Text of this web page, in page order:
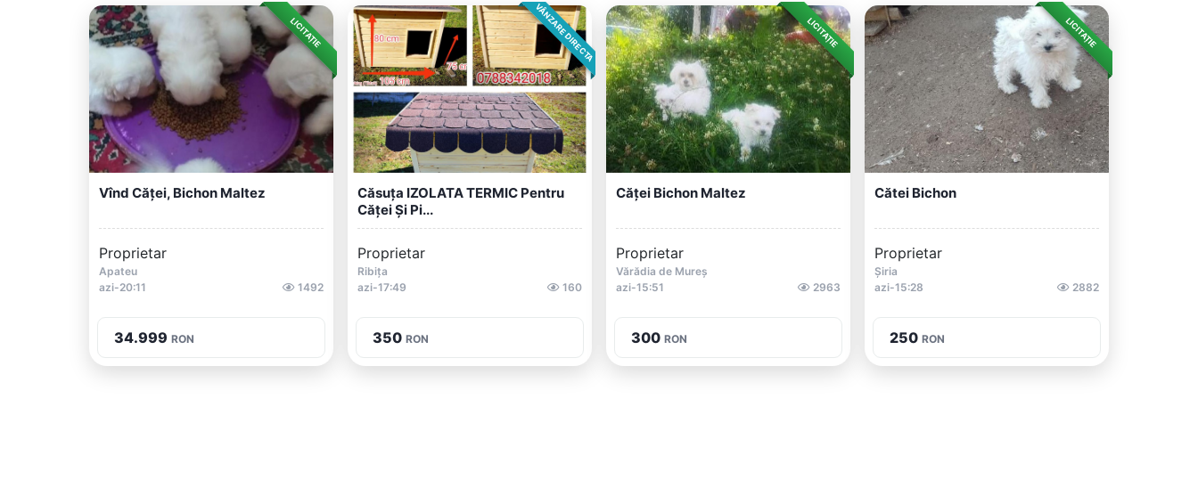
LICITAȚIE
Vînd Căței, Bichon Maltez
Proprietar
Apateu
azi-20:11
1492
34.999 RON
VÂNZARE DIRECTA
Căsuța IZOLATA TERMIC Pentru
Căței Și Pi...
Proprietar
Ribița
azi-17:49
160
350 RON
LICITAȚIE
Căței Bichon Maltez
Proprietar
Vărădia de Mureș
azi-15:51
2963
300 RON
LICITAȚIE
Cătei Bichon
Proprietar
Șiria
azi-15:28
2882
250 RON